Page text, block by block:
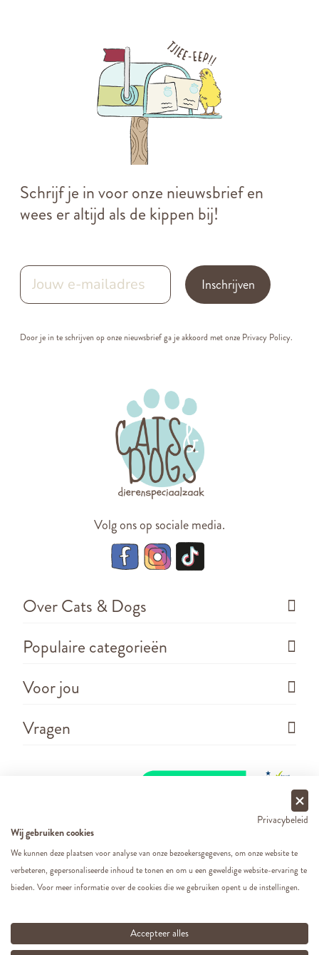
Schrijf je in voor onze nieuwsbrief en
wees er altijd als de kippen bij!
Inschrijven
Door je in te schrijven op onze nieuwsbrief ga je akkoord met onze Privacy Policy.
Volg ons op sociale media.
Over Cats & Dogs
Populaire categorieën
Voor jou
Vragen
Copyright ©2026 - Cats&Dogs - Website byeWings
e-commerce
Privacybeleid
Wij gebruiken cookies
We kunnen deze plaatsen voor analyse van onze bezoekersgegevens, om onze website te
verbeteren, gepersonaliseerde inhoud te tonen en om u een geweldige website-ervaring te
bieden. Voor meer informatie over de cookies die we gebruiken opent u de instellingen.
Accepteer alles